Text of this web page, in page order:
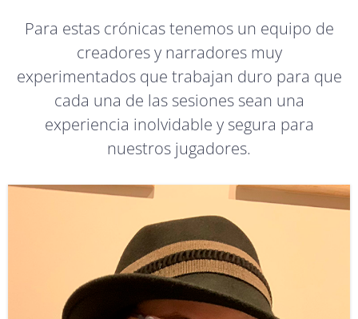
Para estas crónicas tenemos un equipo de
creadores y narradores muy
experimentados que trabajan duro para que
cada una de las sesiones sean una
experiencia inolvidable y segura para
nuestros jugadores.